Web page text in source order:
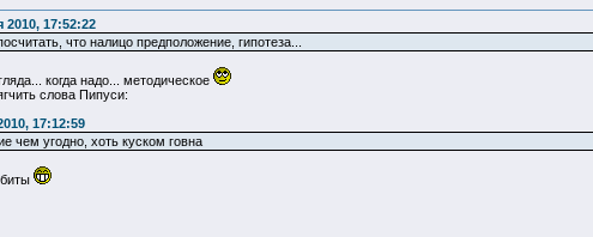
2010, 17:52:22
что налицо предположение, гипотеза...
когда надо... методическое
слова Пипуси:
17:12:59
чем угодно, хоть куском говна